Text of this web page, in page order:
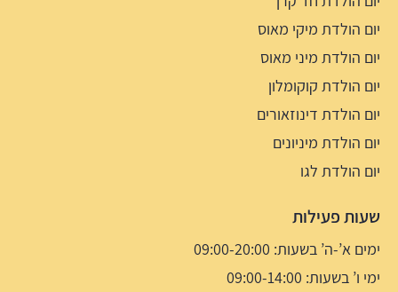
יום הולדת מיקי מאוס
יום הולדת מיני מאוס
יום הולדת קוקומלון
יום הולדת דינוזאורים
יום הולדת מיניונים
יום הולדת לגו
שעות פעילות
ימים א’-ה’ בשעות: 09:00-20:00
ימי ו’ בשעות: 09:00-14:00